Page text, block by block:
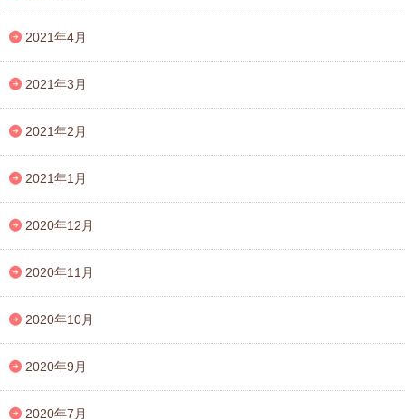
2021年4月
2021年3月
2021年2月
2021年1月
2020年12月
2020年11月
2020年10月
2020年9月
2020年7月